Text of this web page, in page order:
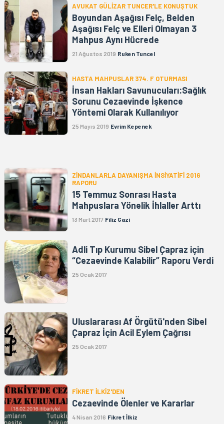
AVUKAT GÜLİZAR TUNCER'LE KONUŞTUK
Boyundan Aşağısı Felç, Belden
Aşağısı Felç ve Elleri Olmayan 3
Mahpus Aynı Hücrede
21 Ağustos 2019 Ruken Tuncel
HASTA MAHPUSLAR 374. F OTURMASI
İnsan Hakları Savunucuları:Sağlık
Sorunu Cezaevinde İşkence
Yöntemi Olarak Kullanılıyor
25 Mayıs 2019 Evrim Kepenek
ZİNDANLARLA DAYANIŞMA İNSİYATİFİ 2016
RAPORU
15 Temmuz Sonrası Hasta
Mahpuslara Yönelik İhlaller Arttı
13 Mart 2017 Filiz Gazi
Adli Tıp Kurumu Sibel Çapraz için
“Cezaevinde Kalabilir” Raporu Verdi
25 Ocak 2017
Uluslararası Af Örgütü'nden Sibel
Çapraz İçin Acil Eylem Çağrısı
25 Ocak 2017
FİKRET İLKİZ'DEN
Cezaevinde Ölenler ve Kararlar
4 Nisan 2016 Fikret İlkiz